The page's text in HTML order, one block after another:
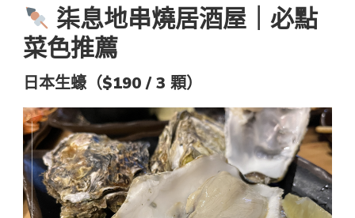
柒息地串燒居酒屋｜必點
菜色推薦
日本生蠔（$190 / 3 顆）